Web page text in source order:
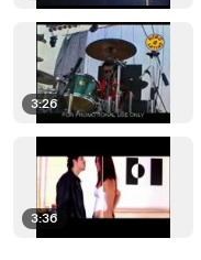
3:26
3:36